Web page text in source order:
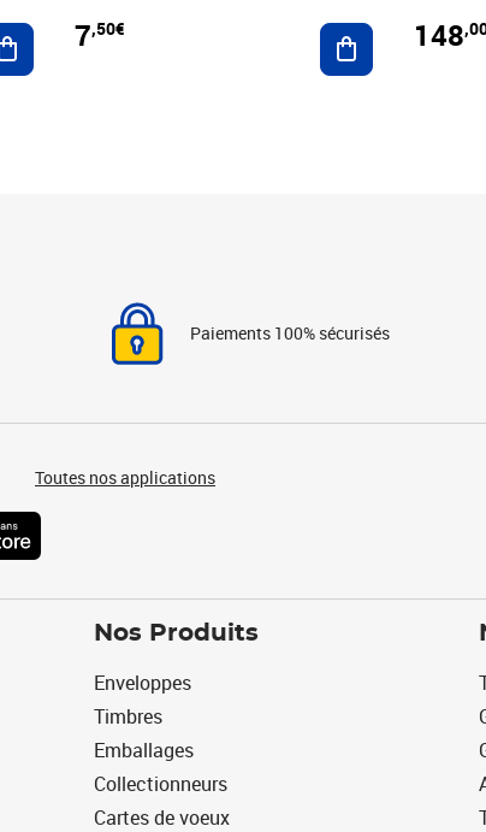
Ajouter au panier
7,50€ Ajouter au148
Paiements 100% sécurisés
Toutes nos applications
Nos Produits
Enveloppes
Timbres
Emballages
Collectionneurs
Cartes de voeux